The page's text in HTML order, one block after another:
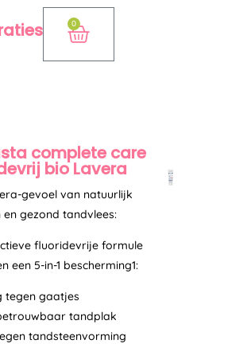
0
Winkelwagen
complete care
bio Lavera
gevoel van natuurlijk
gezond tandvlees:
fluoridevrije formule
een 5-in-1 bescherming1:
tegen gaatjes
tandplak
tandsteenvorming